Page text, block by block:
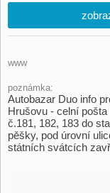
www
poznámka:
Autobazar Duo info
Hrušovu - celní
č.181, 182, 183 do
pěšky, pod úrovní
státních svátcích